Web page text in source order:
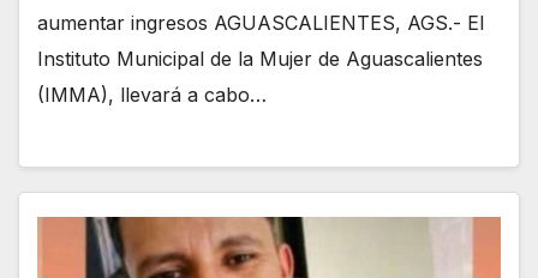
aumentar ingresos AGUASCALIENTES, AGS.- El
Instituto Municipal de la Mujer de Aguascalientes
(IMMA), llevará a cabo…